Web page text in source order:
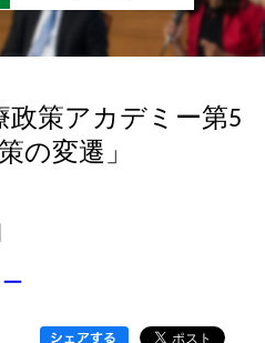
政策アカデミー第5
の変遷」